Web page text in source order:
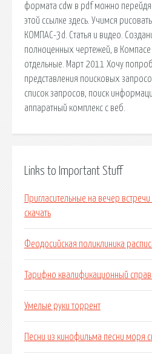
формата cdw в pdf можно перейдя
этой ссылке здесь. Учимся
КОМПАС-3d. Статья и видео.
полноценных чертежей, в
отдельные. Март 2011 Хочу
представления поисковых
список запросов, поиск
аппаратный комплекс с веб.
Links to Important Stuff
Пригласительные на вечер
скачать
Феодосийская поликлиника
Тарифно квалификационный
Умелые руки торрент
Песни из кинофильма песни моря